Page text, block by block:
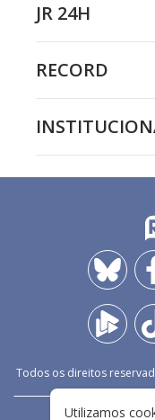
JR 24H
RECORD
Todos os direitos
Utilizamos